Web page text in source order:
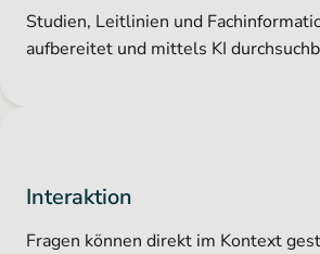
Studien, Leitlinien und
aufbereitet und mittels KI
Interaktion
Fragen können direkt im Kontext